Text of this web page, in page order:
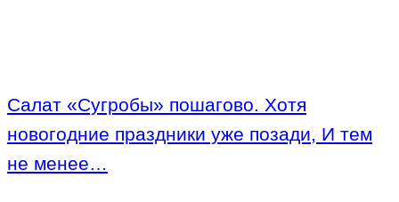
Салат «Сугробы» пошагово. Хотя
новогодние праздники уже позади, И тем
не менее…